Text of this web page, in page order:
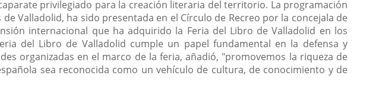
privilegiado para la creación literaria del territorio. La programación
Valladolid, ha sido presentada en el Círculo de Recreo por la concejala de
internacional que ha adquirido la Feria del Libro de Valladolid en los
del Libro de Valladolid cumple un papel fundamental en la defensa y
organizadas en el marco de la feria, añadió, "promovemos la riqueza de
sea reconocida como un vehículo de cultura, de conocimiento y de